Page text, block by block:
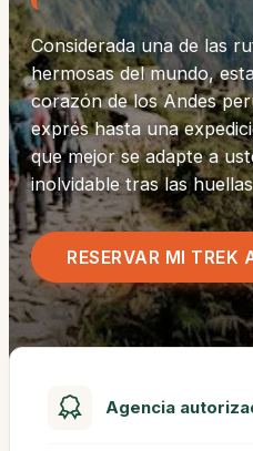
Considerada una de las
hermosas del mundo,
corazón de los Andes
exprés hasta una
que mejor se adapte a
inolvidable tras las
RESERVAR MI TREK
Agencia